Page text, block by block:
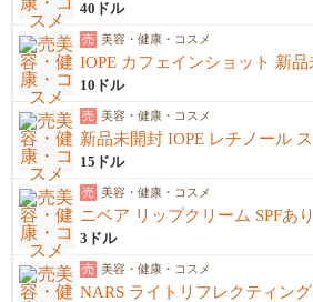
40ドル
売 美容・健康・コスメ
10ドル
売 美容・健康・コスメ
15ドル
売 美容・健康・コスメ
ニベア リップクリーム SPFあり
3ドル
売 美容・健康・コスメ